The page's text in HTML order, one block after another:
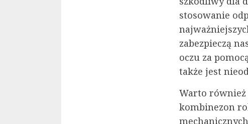
stosowanie
zabezpieczą
oczu za
także jest
Warto również
kombinezon